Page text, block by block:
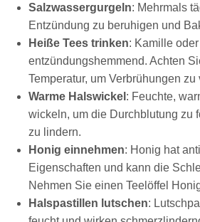
Salzwassergurgeln: Mehrmals
Entzündung zu beruhigen und
Heiße Tees trinken: Kamille
entzündungshemmend. Achten
Temperatur, um Verbrühungen zu
Warme Halswickel : Feuchte,
wickeln, um die Durchblutung zu
zu lindern.
Honig einnehmen: Honig hat
Eigenschaften und kann die
Nehmen Sie einen Teelöffel
Halspastillen lutschen: